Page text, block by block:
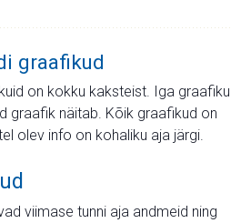
graafikud
on kokku kaksteist. Iga graafiku
graafik näitab. Kõik graafikud on
olev info on kohaliku aja järgi.
viimase tunni aja andmeid ning